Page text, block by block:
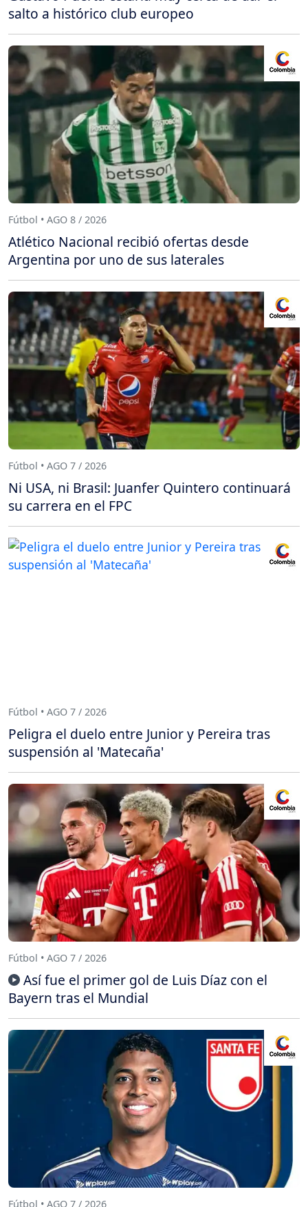
salto a histórico club europeo
Fútbol • AGO 8 / 2026
Atlético Nacional recibió ofertas desde
Argentina por uno de sus laterales
Fútbol • AGO 7 / 2026
Ni USA, ni Brasil: Juanfer Quintero continuará
su carrera en el FPC
Fútbol • AGO 7 / 2026
Peligra el duelo entre Junior y Pereira tras
suspensión al 'Matecaña'
Fútbol • AGO 7 / 2026
Así fue el primer gol de Luis Díaz con el
Bayern tras el Mundial
Fútbol • AGO 7 / 2026